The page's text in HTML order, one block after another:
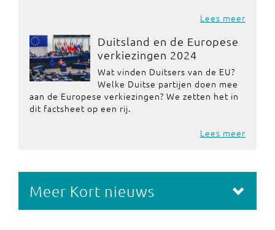
Lees meer
Duitsland en de Europese
verkiezingen 2024
Wat vinden Duitsers van de EU?
Welke Duitse partijen doen mee
aan de Europese verkiezingen? We zetten het in
dit factsheet op een rij.
Lees meer
Meer Kort nieuws